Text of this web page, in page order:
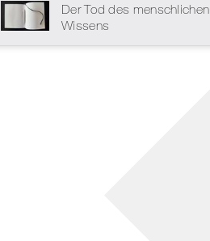
Der Tod des menschlichen
Wissens